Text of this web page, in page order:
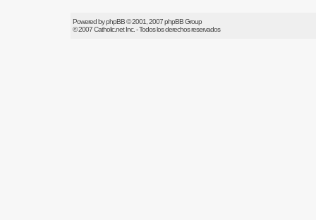
Powered byphpBB© 2001, 2007 phpBB Group
© 2007Catholic.netInc. - Todos los derechos reservados